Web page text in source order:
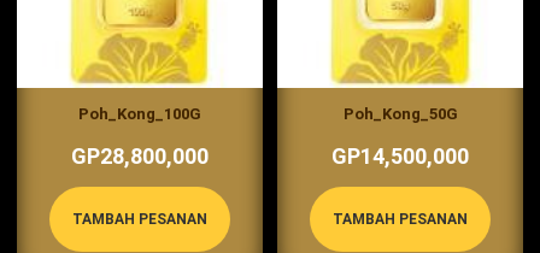
Poh_Kong_100G
GP28,800,000
TAMBAH PESANAN
Poh_Kong_50G
GP14,500,000
TAMBAH PESANAN